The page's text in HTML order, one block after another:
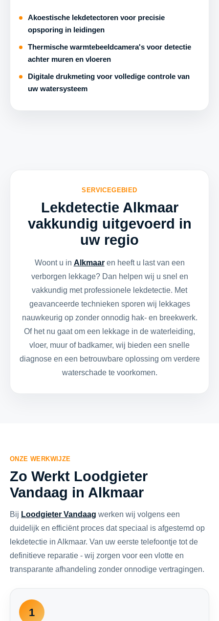
Akoestische lekdetectoren voor precisie
opsporing in leidingen
Thermische warmtebeeldcamera's voor detectie
achter muren en vloeren
Digitale drukmeting voor volledige controle van
uw watersysteem
SERVICEGEBIED
Lekdetectie Alkmaar
vakkundig uitgevoerd in
uw regio
Woont u in Alkmaaren heeft u last van een
verborgen lekkage? Dan helpen wij u snel en
vakkundig met professionele lekdetectie. Met
geavanceerde technieken sporen wij lekkages
nauwkeurig op zonder onnodig hak- en breekwerk.
Of het nu gaat om een lekkage in de waterleiding,
vloer, muur of badkamer, wij bieden een snelle
diagnose en een betrouwbare oplossing om verdere
waterschade te voorkomen.
ONZE WERKWIJZE
Zo Werkt Loodgieter
Vandaag in Alkmaar
Bij Loodgieter Vandaag werken wij volgens een
duidelijk en efficiënt proces dat speciaal is afgestemd op
lekdetectie in Alkmaar. Van uw eerste telefoontje tot de
definitieve reparatie - wij zorgen voor een vlotte en
transparante afhandeling zonder onnodige vertragingen.
1